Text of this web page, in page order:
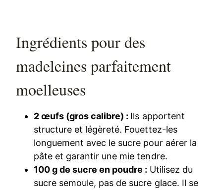
Ingrédients pour des
madeleines parfaitement
moelleuses
2 œufs (gros calibre) : Ils apportent
structure et légèreté. Fouettez-les
longuement avec le sucre pour aérer la
pâte et garantir une mie tendre.
100 g de sucre en poudre : Utilisez du
sucre semoule, pas de sucre glace. Il se